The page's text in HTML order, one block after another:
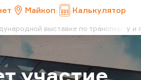
Майкоп Калькулятор
выставке по транспорту